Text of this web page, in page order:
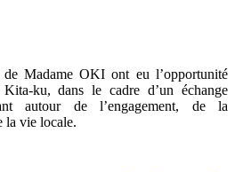
Madame OKI ont eu l’opportunité
ku, dans le cadre d’un échange
autour de l’engagement, de la
la vie locale.